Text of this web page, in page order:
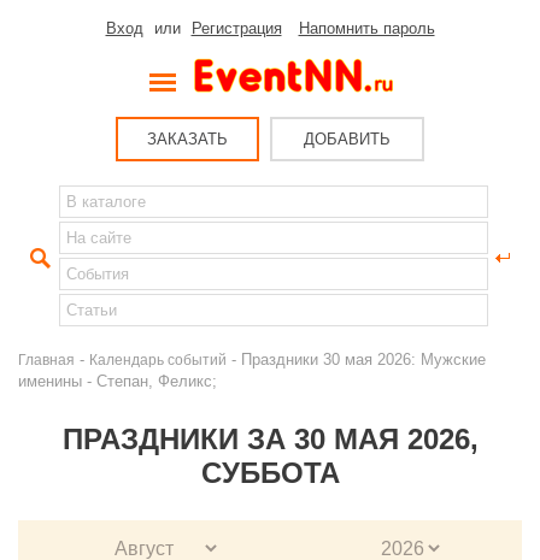
Вход или Регистрация Напомнить пароль
ЗАКАЗАТЬ ДОБАВИТЬ
Главная - Календарь событий - Праздники 30 мая 2026: Мужские
именины - Степан, Феликс;
ПРАЗДНИКИ ЗА 30 МАЯ 2026,
СУББОТА